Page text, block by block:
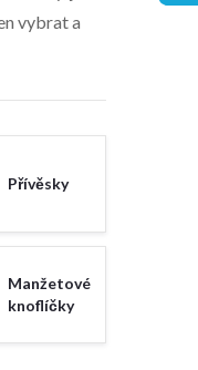
vybrat a
Přívěsky
Manžetové
knoflíčky